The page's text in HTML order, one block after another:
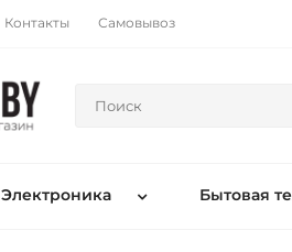
Контакты Самовывоз
Электроника Бытовая